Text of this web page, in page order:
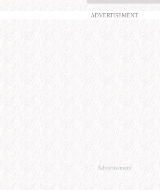
ADVERTISEMENT
Advertisement